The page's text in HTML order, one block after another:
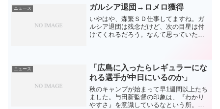
見ると、見た目も（笑）一方、ノルベル
トは見た目良い感じです...
ニュース ガルシア退団→ロメロ獲得
いやはや、森繁ＳＤ仕事してますね。ガ
ルシア退団は残念だけど、次の目星は付
けてくれるだろう。なんて思っていた
総合的に良いピッチャー...
ニュース
「広島に入ったらレギュラーにな
れる選手が中日にいるのか」
秋のキャンプが始まって早1週間以上たち
ました。与田新監督の印象は、『わかり
やすさ』を意識しているなという所。本